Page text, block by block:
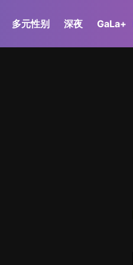
多元性别 深夜 GaLa+